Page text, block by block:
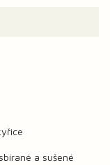
a sušené